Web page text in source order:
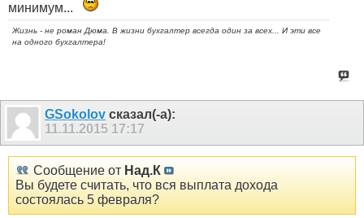
минимум...
Жизнь - не роман Дюма. В жизни бухгалтер всегда один за всех... И эти все
на одного бухгалтера!
GSokolov сказал(-а):
11.11.2015 17:17
Сообщение от Над.К
Вы будете считать, что вся выплата дохода
состоялась 5 февраля?